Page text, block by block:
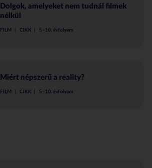
Dolgok, amelyeket nem tudnál filmek
nélkül
FILM CIKK 5–10. évfolyam
Miért népszerű a reality?
FILM CIKK 5–10. évfolyam